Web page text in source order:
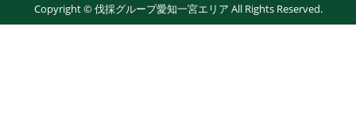
Copyright ©伐採グループ愛知一宮エリア All Rights Reserved.